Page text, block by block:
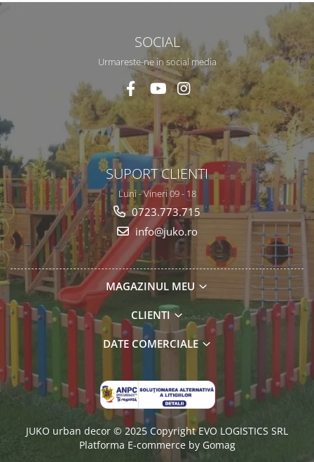
SOCIAL
Urmareste-ne in social media
SUPORT CLIENTI
Luni - Vineri 09 - 18
0723.773.715
info@juko.ro
MAGAZINUL MEU
CLIENTI
DATE COMERCIALE
JUKO urban decor © 2025 Copyright EVO LOGISTICS SRL
Platforma E-commerce by Gomag